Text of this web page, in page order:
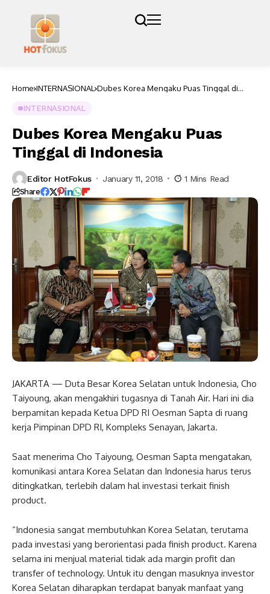
Home INTERNASIONAL Dubes Korea Mengaku Puas Tinggal di
INTERNASIONAL
Dubes Korea Mengaku Puas
Tinggal di Indonesia
Editor HotFokus January 11, 2018 1 Mins Read
Share
JAKARTA — Duta Besar Korea Selatan untuk Indonesia, Cho
Taiyoung, akan mengakhiri tugasnya di Tanah Air. Hari ini dia
berpamitan kepada Ketua DPD RI Oesman Sapta di ruang
kerja Pimpinan DPD RI, Kompleks Senayan, Jakarta.
Saat menerima Cho Taiyoung, Oesman Sapta mengatakan,
komunikasi antara Korea Selatan dan Indonesia harus terus
ditingkatkan, terlebih dalam hal investasi terkait finish
product.
“Indonesia sangat membutuhkan Korea Selatan, terutama
pada investasi yang berorientasi pada finish product. Karena
selama ini menjual material tidak ada margin profit dan
transfer of technology. Untuk itu dengan masuknya investor
Korea Selatan diharapkan terdapat banyak manfaat yang